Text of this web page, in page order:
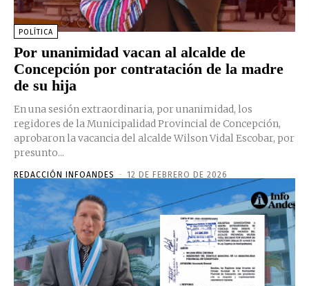
POLÍTICA
Por unanimidad vacan al alcalde de
Concepción por contratación de la madre
de su hija
En una sesión extraordinaria, por unanimidad, los
regidores de la Municipalidad Provincial de Concepción,
aprobaron la vacancia del alcalde Wilson Vidal Escobar, por
presunto...
REDACCIÓN INFOANDES - 12 DE FEBRERO DE 2026